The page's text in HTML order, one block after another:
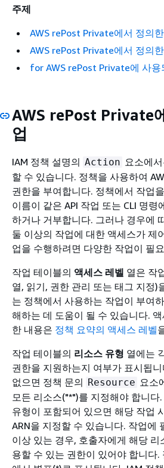
주제
AWS rePost Private에서 정의
AWS rePost Private에서 정의
for AWS rePost Private에 사용
AWS rePost Private
업
IAM 정책 설명의 Action 요소에
할 수 있습니다. 정책을 사용하여
권한을 부여합니다. 정책에서 작업
이름이 같은 API 작업 또는 CLI 명령
하거나 거부합니다. 그러나 경우에
둘 이상의 작업에 대한 액세스가 제
업을 수행하려면 다양한 작업이 필
작업 테이블의 액세스 레벨 열은 작
열, 읽기, 권한 관리 또는 태그 지정)
는 정책에서 사용하는 작업이 부여
해하는 데 도움이 될 수 있습니다.
한 내용은 정책 요약의 액세스 레벨
작업 테이블의 리소스 유형 열에는
권한을 지원하는지 여부가 표시됩
없으면 정책 문의 Resource 요소
모든 리소스("*")를 지정해야 합니다
유형이 포함되어 있으면 해당 작업
ARN을 지정할 수 있습니다. 작업에
이상 있는 경우, 호출자에게 해당
용할 수 있는 권한이 있어야 합니다.